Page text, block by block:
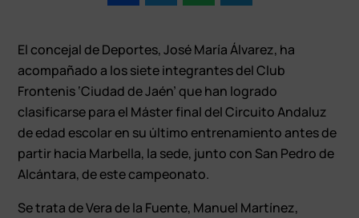
El concejal de Deportes, José María Álvarez, ha
acompañado a los siete integrantes del Club
Frontenis ‘Ciudad de Jaén’ que han logrado
clasificarse para el Máster final del Circuito Andaluz
de edad escolar en su último entrenamiento antes de
partir hacia Marbella, la sede, junto con San Pedro de
Alcántara, de este campeonato.
Se trata de Vera de la Fuente, Manuel Martínez,